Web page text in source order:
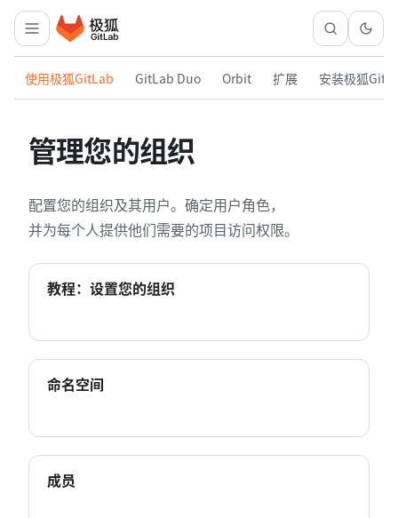
使用极狐GitLab GitLab Duo Orbit 扩展 安装极狐
管理您的组织
配置您的组织及其用户。确定用户角色，
并为每个人提供他们需要的项目访问权限。
教程：设置您的组织
命名空间
成员